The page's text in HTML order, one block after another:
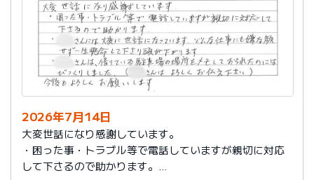
2026年7月14日
大変世話になり感謝しています。
・困った事・トラブル等で電話していますが親切に対応
して下さるので助かります。